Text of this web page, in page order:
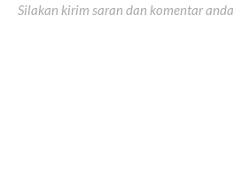
Silakan kirim saran dan komentar anda